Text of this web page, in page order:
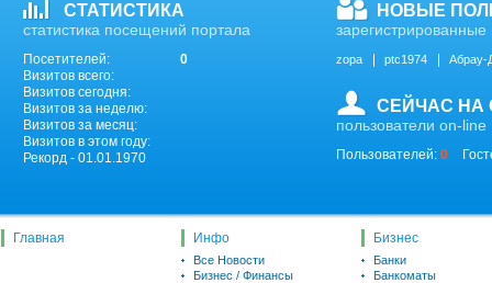
СТАТИСТИКА
статистика посещений портала
Посетителей:
0
Визитов всего:
Визитов сегодня:
Визитов за неделю:
Визитов за месяц:
Визитов в этом году:
Рекорд - 01.01.1970
НОВЫЕ
зарегистрированные
zopa ptc1974 Абрау-
СЕЙЧАС НА
пользователи on-line
Пользователей: 0
Главная Инфо
Все Новости
Бизнес / Финансы
Бизнес
Банки
Банкоматы